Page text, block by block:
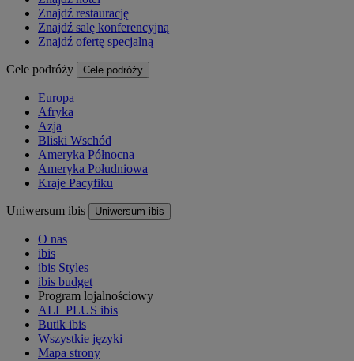
Znajdź restaurację
Znajdź salę konferencyjną
Znajdź ofertę specjalną
Cele podróży Cele podróży
Europa
Afryka
Azja
Bliski Wschód
Ameryka Północna
Ameryka Południowa
Kraje Pacyfiku
Uniwersum ibis Uniwersum ibis
O nas
ibis
ibis Styles
ibis budget
Program lojalnościowy
ALL PLUS ibis
Butik ibis
Wszystkie języki
Mapa strony